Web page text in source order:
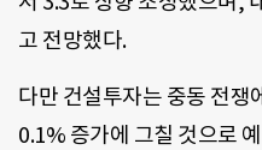
고 전망했다.
다만 건설투자는 중동 전쟁
0.1% 증가에 그칠 것으로